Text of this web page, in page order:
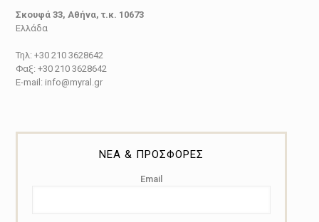
Σκουφά 33, Αθήνα, τ.κ. 10673
Ελλάδα
Τηλ: +30 210 3628642
Φαξ: +30 210 3628642
E-mail: info@myral.gr
ΝΕΑ & ΠΡΟΣΦΟΡΕΣ
Email